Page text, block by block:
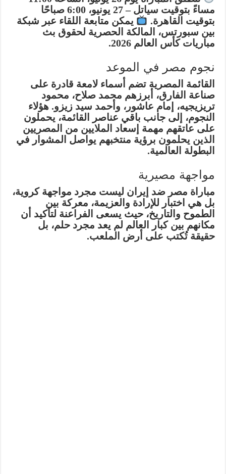
مساءً بتوقيت سياتل – 27 يونيو، 6:00 صباحًا
بتوقيت القاهرة.
يمكن متابعة اللقاء عبر شبكة
بين سبورتس، المالكة الحصرية لحقوق بث
مباريات كأس العالم 2026.
نجوم مصر في الموعد
القائمة المصرية تضم أسماء لامعة قادرة على
صناعة الفارق، أبرزهم محمد صلاح، محمود
تريزيجيه، إمام عاشور، و أحمد سيد زيزو. هؤلاء
النجوم، إلى جانب باقي عناصر القائمة، يحملون
على عاتقهم مهمة إسعاد الملايين من المصريين
الذين يحلمون برؤية منتخبهم يواصل المشوار في
البطولة العالمية.
مواجهة مصيرية
مباراة مصر ضد إيران ليست مجرد مواجهة كروية،
بل هي اختبار للإرادة والعزيمة، معركة بين
الطموح والتاريخ، حيث يسعى الفراعنة لتأكيد أن
مكانهم بين كبار العالم لم يعد مجرد حلم، بل
حقيقة تُكتب على أرض الملعب.